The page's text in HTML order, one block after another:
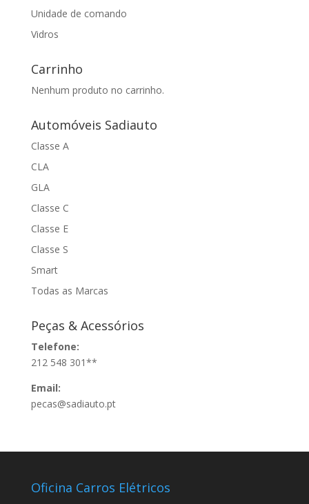
Unidade de comando
Vidros
Carrinho
Nenhum produto no carrinho.
Automóveis Sadiauto
Classe A
CLA
GLA
Classe C
Classe E
Classe S
Smart
Todas as Marcas
Peças & Acessórios
Telefone:
212 548 301**
Email:
pecas@sadiauto.pt
Oficina Carros Elétricos